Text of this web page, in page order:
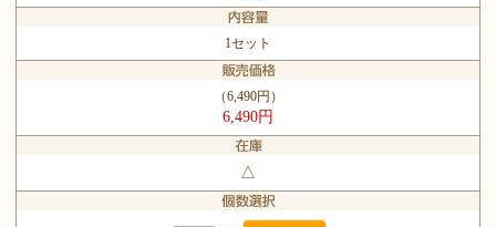
1セット
（6,490円）
6,490円
△